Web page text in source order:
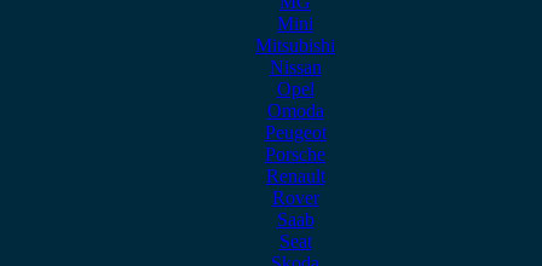
Mini
Mitsubishi
Nissan
Opel
Omoda
Peugeot
Porsche
Renault
Rover
Saab
Seat